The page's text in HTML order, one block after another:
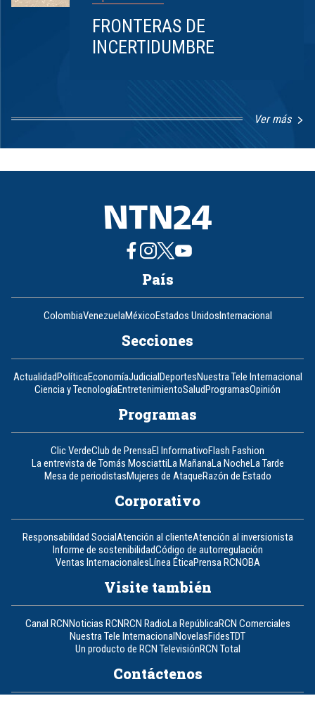
FRONTERAS DE
INCERTIDUMBRE
Ver más
8
País
ColombiaVenezuelaMéxicoEstados UnidosInternacional
Secciones
ActualidadPolíticaEconomíaJudicialDeportesNuestra Tele Internacional
Ciencia y TecnologíaEntretenimientoSaludProgramasOpinión
Programas
Clic VerdeClub de PrensaEl InformativoFlash Fashion
La entrevista de Tomás MosciattiLa MañanaLa NocheLa Tarde
Mesa de periodistasMujeres de AtaqueRazón de Estado
Corporativo
Responsabilidad SocialAtención al clienteAtención al inversionista
Informe de sostenibilidadCódigo de autorregulación
Ventas InternacionalesLínea ÉticaPrensa RCNOBA
Visite también
Canal RCNNoticias RCNRCN RadioLa RepúblicaRCN Comerciales
Nuestra Tele InternacionalNovelasFidesTDT
Un producto de RCN TelevisiónRCN Total
Contáctenos